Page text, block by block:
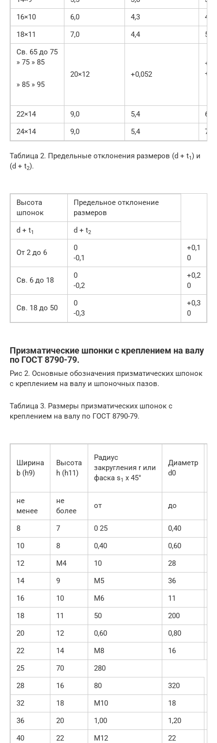
16×10
6,0 4,3
45-
18×11
7,0 4,4
50-
Св. 65 до 75
» 75 » 85
» 85 » 95
20×12 +0,052
22×14 9,0 5,4
63-
24×14
9,0 5,4 70-
Таблица 2. Предельные отклонения размеров (d + t1) и
(d + t2).
Высота
шпонок
Предельное отклонение
размеров
d + t1 d + t2
От 2 до 6
0
-0,1
+0,1
0
Св. 6 до 18
0
-0,2
+0,2
0
Св. 18 до 50
0
-0,3
+0,3
0
Призматические шпонки с креплением на валу
по ГОСТ 8790-79.
Рис 2. Основные обозначения призматических шпонок
с креплением на валу и шпоночных пазов.
Таблица 3. Размеры призматических шпонок с
креплением на валу по ГОСТ 8790-79.
Ширина
b (h9)
Высота
h (h11)
Радиус
закругления r или
фаска s1 x 45°
Диаметр
d0
не
менее
не
более
от до
8 7 0 25 0,40
10
8 0,40 0,60
12
М4 10 28
14
9 М5 36
16
10 М6 11
18
11 50
200
20
12 0,60 0,80
22
14 М8 16
25
70
280
28
16 80
320
32
18 М10 18
36
20 1,00 1,20
40
22 М12 22